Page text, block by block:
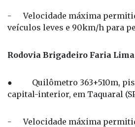
- Velocidade máxima
veículos leves e 90km/h para
Rodovia Brigadeiro Faria Lima
● Quilômetro 363+510m,
capital-interior, em Taquaral
- Velocidade máxima